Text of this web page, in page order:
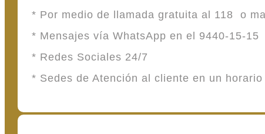
* Por medio de llamada gratuita al 118 o
* Mensajes vía WhatsApp en el 9440-15-15
* Redes Sociales 24/7
* Sedes de Atención al cliente en un